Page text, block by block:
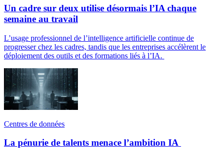
Un cadre sur deux utilise désormais l’IA chaque
semaine au travail
L’usage professionnel de l’intelligence artificielle continue de
progresser chez les cadres, tandis que les entreprises accélèrent le
déploiement des outils et des formations liés à l’IA.
Centres de données
La pénurie de talents menace l’ambition IA